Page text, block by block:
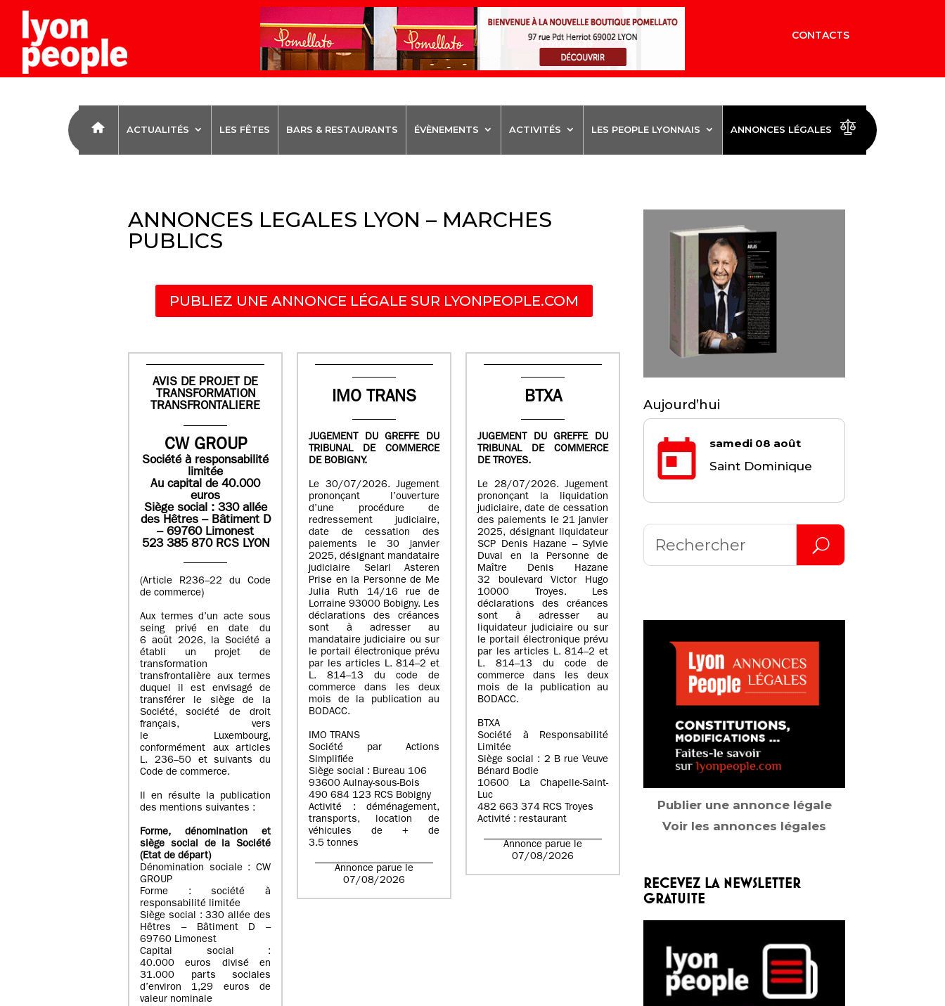
CONTACTS
ACTUALITÉS LES FÊTES BARS & RESTAURANTS ÉVÈNEMENTS ACTIVITÉS LES PEOPLE LYONNAIS ANNONCES LÉGALES
ANNONCES LEGALES LYON – MARCHES
PUBLICS
PUBLIEZ UNE ANNONCE LÉGALE SUR LYONPEOPLE.COM
AVIS DE PROJET DE
TRANSFORMATION
TRANSFRONTALIERE
CW GROUP
Société à responsabilité
limitée
Au capital de 40.000
euros
Siège social : 330 allée
des Hêtres – Bâtiment D
– 69760 Limonest
523 385 870 RCS LYON
(Article R236–22 du Code
de commerce)
Aux termes d’un acte sous
seing privé en date du
6 août 2026, la Société a
établi un projet de
transformation
transfrontalière aux termes
duquel il est envisagé de
transférer le siège de la
Société, société de droit
français, vers
le Luxembourg,
conformément aux articles
L. 236–50 et suivants du
Code de commerce.
Il en résulte la publication
des mentions suivantes :
Forme, dénomination et
siège social de la Société
(Etatde départ)
Dénomination sociale : CW
GROUP
Forme : société à
responsabilité limitée
Siège social : 330 allée des
Hêtres – Bâtiment D –
69760 Limonest
Capital social :
40.000 euros divisé en
31.000 parts sociales
d’environ 1,29 euros de
valeur nominale
IMO TRANS
JUGEMENT DU GREFFE DU
TRIBUNAL DE COMMERCE
DE BOBIGNY.
Le 30/07/2026. Jugement
prononçant l’ouverture
d’une procédure de
redressement judiciaire,
date de cessation des
paiements le 30 janvier
2025, désignant mandataire
judiciaire Selarl Asteren
Prise en la Personne de Me
Julia Ruth 14/16 rue de
Lorraine 93000 Bobigny. Les
déclarations des créances
sont à adresser au
mandataire judiciaire ou sur
le portail électronique prévu
par les articles L. 814–2 et
L. 814–13 du code de
commerce dans les deux
mois de la publication au
BODACC.
IMO TRANS
Société par Actions
Simplifiée
Siège social : Bureau 106
93600 Aulnay-sous-Bois
490 684 123 RCS Bobigny
Activité : déménagement,
transports, location de
véhicules de + de
3.5 tonnes
Annonce parue le
07/08/2026
BTXA
JUGEMENT DU GREFFE DU
TRIBUNAL DE COMMERCE
DE TROYES.
Le 28/07/2026. Jugement
prononçant la liquidation
judiciaire, date de cessation
des paiements le 21 janvier
2025, désignant liquidateur
SCP Denis Hazane – Sylvie
Duval en la Personne de
Maître Denis Hazane
32 boulevard Victor Hugo
10000 Troyes. Les
déclarations des créances
sont à adresser au
liquidateur judiciaire ou sur
le portail électronique prévu
par les articles L. 814–2 et
L. 814–13 du code de
commerce dans les deux
mois de la publication au
BODACC.
BTXA
Société à Responsabilité
Limitée
Siège social : 2 B rue Veuve
Bénard Bodie
10600 La Chapelle-Saint-
Luc
482 663 374 RCS Troyes
Activité : restaurant
Annonce parue le
07/08/2026
Aujourd’hui
samedi 08 août
Saint Dominique
Publier une annonce légale
Voir les annonces légales
RECEVEZ LA NEWSLETTER
GRATUITE